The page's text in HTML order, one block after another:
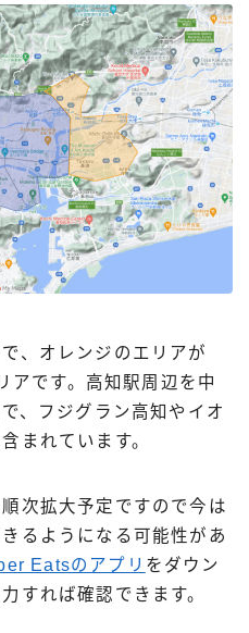
、オレンジのエリアが
アです。高知駅周辺を中
、フジグラン高知やイオ
まれています。
次拡大予定ですので今は
るようになる可能性があ
Eatsのアプリ をダウン
すれば確認できます。